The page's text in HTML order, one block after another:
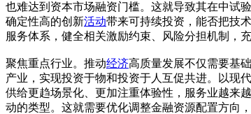
也难达到资本市场融资门槛。这就导致其在中试
确定性高的创新活动带来可持续投资，能否把技
服务体系，健全相关激励约束、风险分担机制，
聚焦重点行业。推动经济高质量发展不仅需要基
产业，实现投资于物和投资于人互促共进。以现
供给更趋场景化、更加注重体验性，服务业越来
动的类型。这就需要优化调整金融资源配置方向